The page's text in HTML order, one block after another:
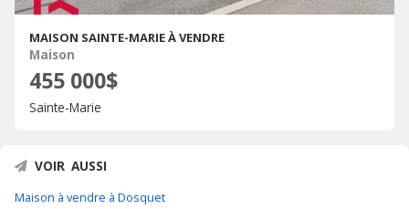
MAISON SAINTE-MARIE À VENDRE
Maison
455 000$
Sainte-Marie
VOIR AUSSI
Maison à vendre à Dosquet